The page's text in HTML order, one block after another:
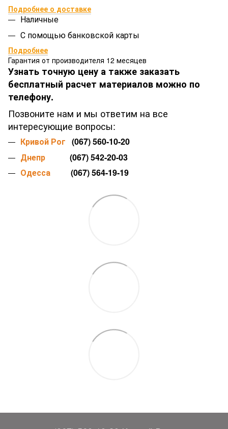
Подробнее о доставке
Наличные
С помощью банковской карты
Подробнее
Гарантия от производителя 12 месяцев
Узнать точную цену а также заказать
бесплатный расчет материалов можно по
телефону.
Позвоните нам и мы ответим на все
интересующие вопросы:
Кривой Рог (067) 560-10-20
Днепр (067) 542-20-03
Одесса (067) 564-19-19